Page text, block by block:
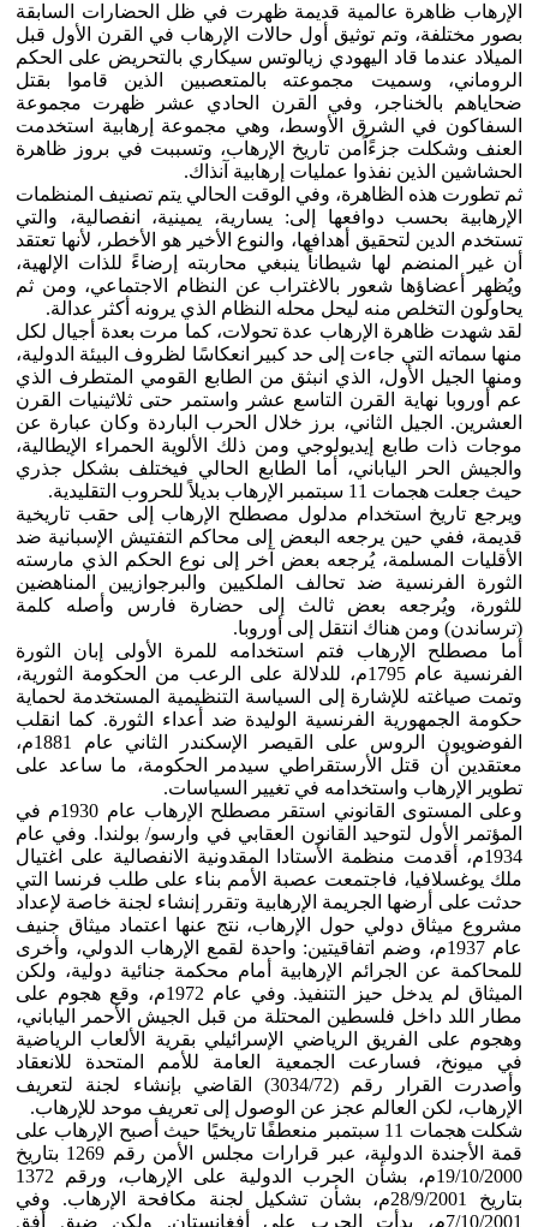
الإرهاب ظاهرة عالمية قديمة ظهرت في ظل الحضارات السابقة
بصور مختلفة، وتم توثيق أول حالات الإرهاب في القرن الأول قبل
الميلاد عندما قاد اليهودي زيالوتس سيكاري بالتحريض على الحكم
الروماني، وسميت مجموعته بالمتعصبين الذين قاموا بقتل
ضحاياهم بالخناجر، وفي القرن الحادي عشر ظهرت مجموعة
السفاكون في الشرق الأوسط، وهي مجموعة إرهابية استخدمت
العنف وشكلت جزءًاًمن تاريخ الإرهاب، وتسببت في بروز ظاهرة
الحشاشين الذين نفذوا عمليات إرهابية آنذاك.
ثم تطورت هذه الظاهرة، وفي الوقت الحالي يتم تصنيف المنظمات
الإرهابية بحسب دوافعها إلى: يسارية، يمينية، انفصالية، والتي
تستخدم الدين لتحقيق أهدافها، والنوع الأخير هو الأخطر، لأنها تعتقد
أن غير المنضم لها شيطاناً ينبغي محاربته إرضاءً للذات الإلهية،
ويُظهِر أعضاؤها شعور بالاغتراب عن النظام الاجتماعي، ومن ثم
يحاولون التخلص منه ليحل محله النظام الذي يرونه أكثر عدالة.
لقد شهدت ظاهرة الإرهاب عدة تحولات، كما مرت بعدة أجيال لكل
منها سماته التي جاءت إلى حد كبير انعكاسًا لظروف البيئة الدولية،
ومنها الجيل الأول، الذي انبثق من الطابع القومي المتطرف الذي
عم أوروبا نهاية القرن التاسع عشر واستمر حتى ثلاثينيات القرن
العشرين. الجيل الثاني، برز خلال الحرب الباردة وكان عبارة عن
موجات ذات طابع إيديولوجي ومن ذلك الألوية الحمراء الإيطالية،
والجيش الحر الياباني، أما الطابع الحالي فيختلف بشكل جذري
حيث جعلت هجمات 11 سبتمبر الإرهاب بديلاً للحروب التقليدية.
ويرجع تاريخ استخدام مدلول مصطلح الإرهاب إلى حقب تاريخية
قديمة، ففي حين يرجعه البعض إلى محاكم التفتيش الإسبانية ضد
الأقليات المسلمة، يُرجعه بعض آخر إلى نوع الحكم الذي مارسته
الثورة الفرنسية ضد تحالف الملكيين والبرجوازيين المناهضين
للثورة، ويُرجعه بعض ثالث إلى حضارة فارس وأصله كلمة
(ترساندن) ومن هناك انتقل إلى أوروبا.
أما مصطلح الإرهاب فتم استخدامه للمرة الأولى إبان الثورة
الفرنسية عام 1795م، للدلالة على الرعب من الحكومة الثورية،
وتمت صياغته للإشارة إلى السياسة التنظيمية المستخدمة لحماية
حكومة الجمهورية الفرنسية الوليدة ضد أعداء الثورة. كما انقلب
الفوضويون الروس على القيصر الإسكندر الثاني عام 1881م،
معتقدين أن قتل الأرستقراطي سيدمر الحكومة، ما ساعد على
تطوير الإرهاب واستخدامه في تغيير السياسات.
وعلى المستوى القانوني استقر مصطلح الإرهاب عام 1930م في
المؤتمر الأول لتوحيد القانون العقابي في وارسو/ بولندا. وفي عام
1934م، أقدمت منظمة الأستادا المقدونية الانفصالية على اغتيال
ملك يوغسلافيا، فاجتمعت عصبة الأمم بناء على طلب فرنسا التي
حدثت على أرضها الجريمة الإرهابية وتقرر إنشاء لجنة خاصة لإعداد
مشروع ميثاق دولي حول الإرهاب، نتج عنها اعتماد ميثاق جنيف
عام 1937م، وضم اتفاقيتين: واحدة لقمع الإرهاب الدولي، وأخرى
للمحاكمة عن الجرائم الإرهابية أمام محكمة جنائية دولية، ولكن
الميثاق لم يدخل حيز التنفيذ. وفي عام 1972م، وقع هجوم على
مطار اللد داخل فلسطين المحتلة من قبل الجيش الأحمر الياباني،
وهجوم على الفريق الرياضي الإسرائيلي بقرية الألعاب الرياضية
في ميونخ، فسارعت الجمعية العامة للأمم المتحدة للانعقاد
وأصدرت القرار رقم (3034/72) القاضي بإنشاء لجنة لتعريف
الإرهاب، لكن العالم عجز عن الوصول إلى تعريف موحد للإرهاب.
شكلت هجمات 11 سبتمبر منعطفًا تاريخيًا حيث أصبح الإرهاب على
قمة الأجندة الدولية، عبر قرارات مجلس الأمن رقم 1269 بتاريخ
19/10/2000م، بشأن الحرب الدولية على الإرهاب، ورقم 1372
بتاريخ 28/9/2001م، بشأن تشكيل لجنة مكافحة الإرهاب. وفي
7/10/2001م، بدأت الحرب على أفغانستان. ولكن ضيق أفق